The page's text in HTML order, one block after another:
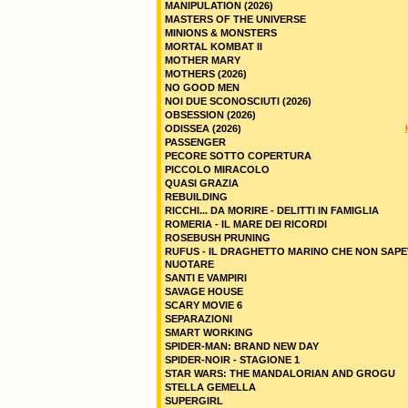
MANIPULATION (2026)
MASTERS OF THE UNIVERSE
MINIONS & MONSTERS
MORTAL KOMBAT II
MOTHER MARY
MOTHERS (2026)
NO GOOD MEN
NOI DUE SCONOSCIUTI (2026)
OBSESSION (2026)
ODISSEA (2026)
PASSENGER
PECORE SOTTO COPERTURA
PICCOLO MIRACOLO
QUASI GRAZIA
REBUILDING
RICCHI... DA MORIRE - DELITTI IN FAMIGLIA
ROMERIA - IL MARE DEI RICORDI
ROSEBUSH PRUNING
RUFUS - IL DRAGHETTO MARINO CHE NON
NUOTARE
SANTI E VAMPIRI
SAVAGE HOUSE
SCARY MOVIE 6
SEPARAZIONI
SMART WORKING
SPIDER-MAN: BRAND NEW DAY
SPIDER-NOIR - STAGIONE 1
STAR WARS: THE MANDALORIAN AND GROGU
STELLA GEMELLA
SUPERGIRL